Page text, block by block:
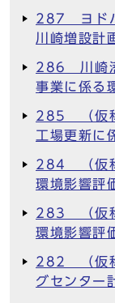
287 ヨドバ
川崎増設計
286 川崎港
事業に係る
285 （仮称
工場更新に
284 （仮称
環境影響評
283 （仮称
環境影響評
282 （仮称
グセンター